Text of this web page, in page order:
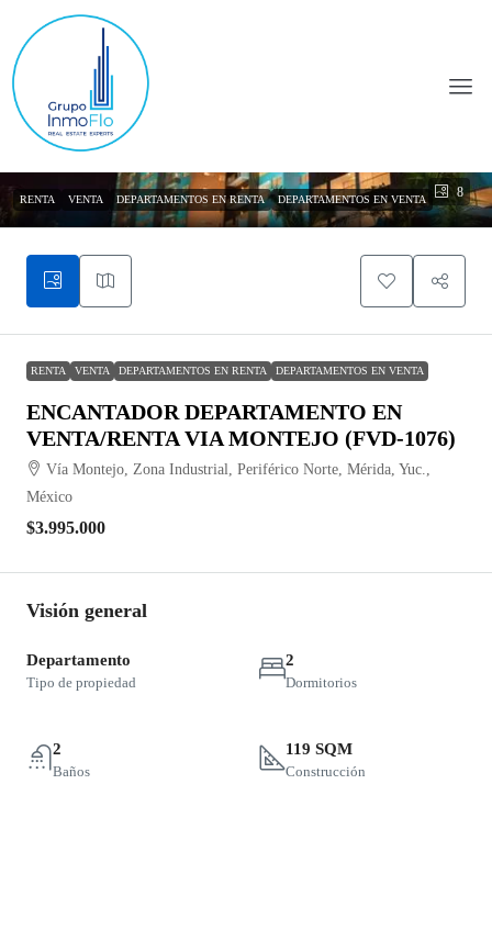
8
RENTA VENTA DEPARTAMENTOS EN RENTA DEPARTAMENTOS EN VENTA
RENTA VENTA DEPARTAMENTOS EN RENTA DEPARTAMENTOS EN VENTA
ENCANTADOR DEPARTAMENTO EN
VENTA/RENTA VIA MONTEJO (FVD-1076)
Vía Montejo, Zona Industrial, Periférico Norte, Mérida, Yuc.,
México
$3.995.000
Visión general
Departamento
Tipo de propiedad
2
Dormitorios
2
Baños
119 SQM
Construcción